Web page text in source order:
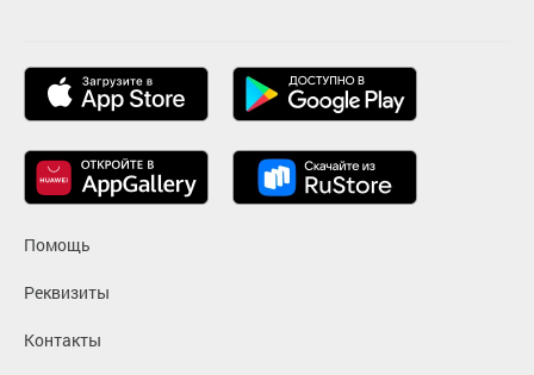
Помощь
Реквизиты
Контакты